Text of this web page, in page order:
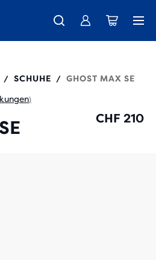
alle Bestellungen über CHF 100
ist da - Shop Damen Herren
Kollektion - Jetzt kaufen
/ SCHUHE / GHOST MAX SE
)
CHF 210